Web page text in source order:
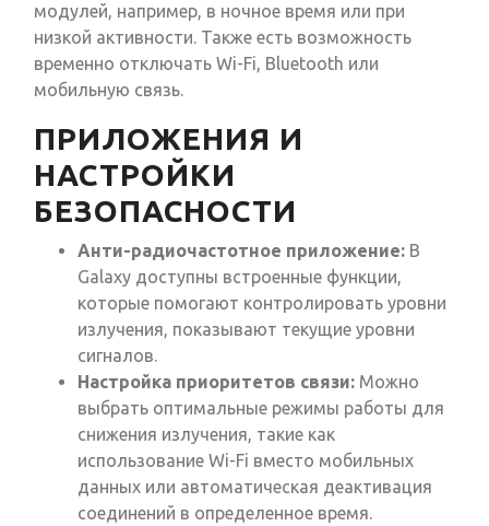
модулей, например, в ночное время или при
низкой активности. Также есть возможность
временно отключать Wi-Fi, Bluetooth или
мобильную связь.
ПРИЛОЖЕНИЯ И
НАСТРОЙКИ
БЕЗОПАСНОСТИ
Анти-радиочастотное приложение: В
Galaxy доступны встроенные функции,
которые помогают контролировать уровни
излучения, показывают текущие уровни
сигналов.
Настройка приоритетов связи: Можно
выбрать оптимальные режимы работы для
снижения излучения, такие как
использование Wi-Fi вместо мобильных
данных или автоматическая деактивация
соединений в определенное время.